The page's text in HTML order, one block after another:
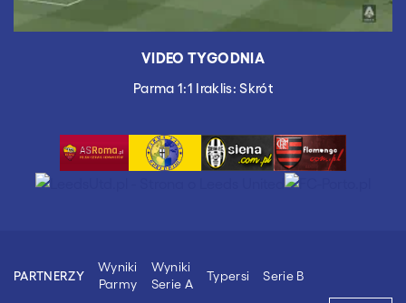
VIDEO TYGODNIA
Parma 1:1 Iraklis: Skrót
PARTNERZY
Wyniki
Parmy
Wyniki
Serie A
Typersi Serie B